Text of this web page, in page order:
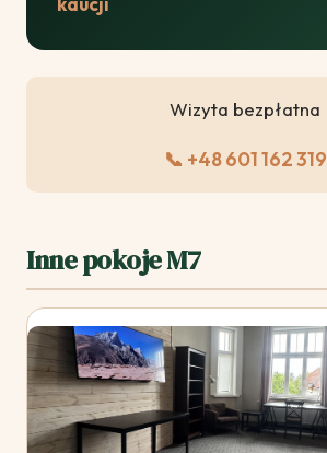
Wizyta bezpłatna
📞 +48 601 162 319
Inne pokoje M7